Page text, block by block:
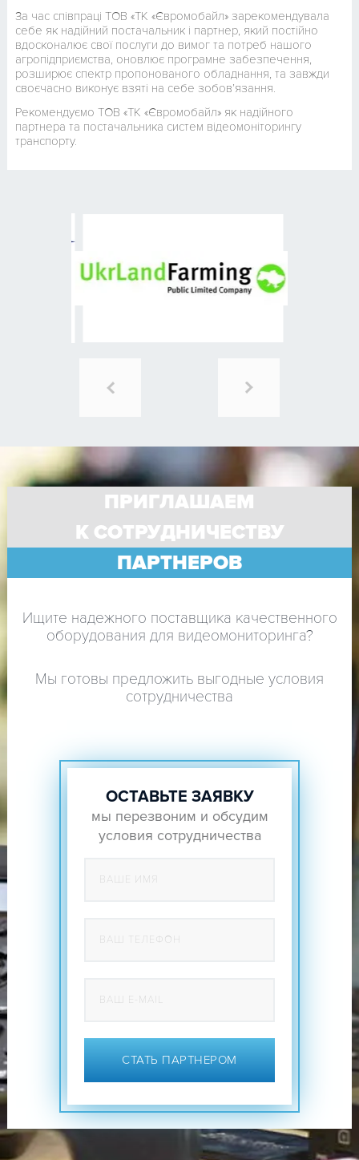
За час співпраці ТОВ «ТК «Євромобайл» зарекомендувала
себе як надійний постачальник і партнер, який постійно
вдосконалює свої послуги до вимог та потреб нашого
агропідприємства, оновлює програмне забезпечення,
розширює спектр пропонованого обладнання, та завжди
своєчасно виконує взяті на себе зобов’язання.
Рекомендуємо ТОВ «ТК «Євромобайл» як надійного
партнера та постачальника систем відеомоніторингу
транспорту.
ПРИГЛАШАЕМ
К СОТРУДНИЧЕСТВУ
ПАРТНЕРОВ
Ищите надежного поставщика качественного
оборудования для видеомониторинга?
Мы готовы предложить выгодные условия
сотрудничества
ОСТАВЬТЕ ЗАЯВКУ
мы перезвоним и обсудим
условия сотрудничества
СТАТЬ ПАРТНЕРОМ